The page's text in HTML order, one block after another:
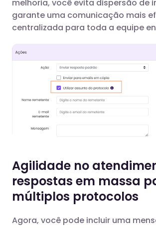
melhoria, você evita dispersão de
garante uma comunicação mais
centralizada para toda a equipe
Agilidade no
respostas em massa
múltiplos protocolos
Agora, você pode incluir uma